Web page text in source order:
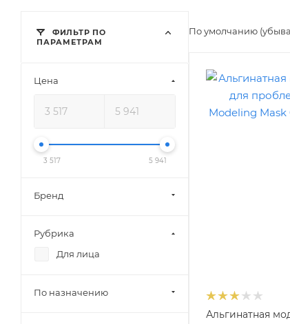
По умолчанию
Альгинатная
ФИЛЬТР ПО
ПАРАМЕТРАМ
Цена
3 517 5 941
Бренд
Рубрика
Для лица
По назначению